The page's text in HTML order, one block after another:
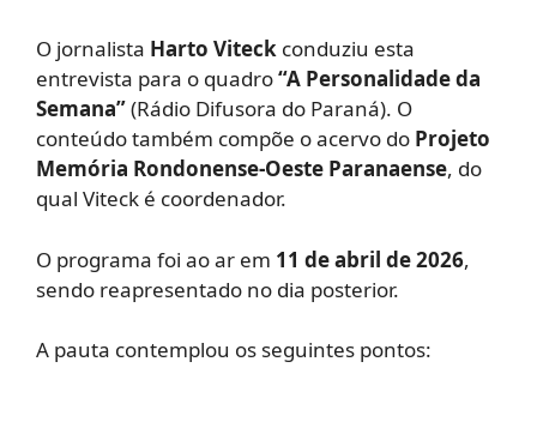
O jornalista Harto Viteck conduziu esta
entrevista para o quadro“A Personalidade da
Semana”(Rádio Difusora do Paraná). O
conteúdo também compõe o acervo do Projeto
Memória Rondonense-Oeste Paranaense, do
qual Viteck é coordenador.
O programa foi ao ar em 11 deabril de 2026,
sendo reapresentado no dia posterior.
A pauta contemplou os seguintes pontos: